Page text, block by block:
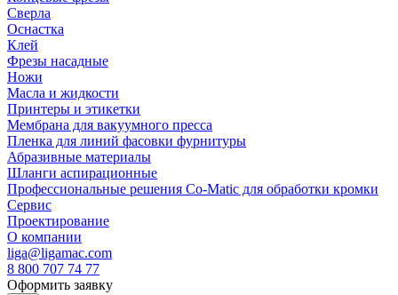
Сверла
Оснастка
Клей
Фрезы насадные
Ножи
Масла и жидкости
Принтеры и этикетки
Мембрана для вакуумного пресса
Пленка для линий фасовки фурнитуры
Абразивные материалы
Шланги аспирационные
Профессиональные решения Co-Matic для обработки кромки
Сервис
Проектирование
О компании
liga@ligamac.com
8 800 707 74 77
Оформить заявку